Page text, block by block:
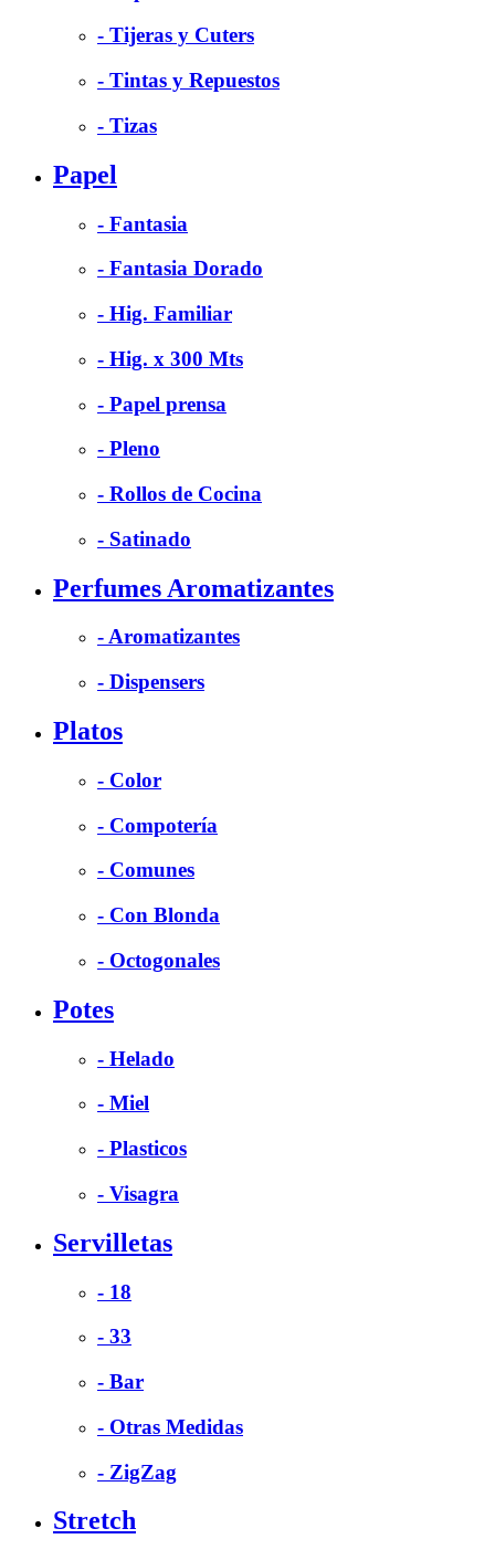
- Tijeras y Cuters
- Tintas y Repuestos
- Tizas
Papel
- Fantasia
- Fantasia Dorado
- Hig. Familiar
- Hig. x 300 Mts
- Papel prensa
- Pleno
- Rollos de Cocina
- Satinado
Perfumes Aromatizantes
- Aromatizantes
- Dispensers
Platos
- Color
- Compotería
- Comunes
- Con Blonda
- Octogonales
Potes
- Helado
- Miel
- Plasticos
- Visagra
Servilletas
- 18
- 33
- Bar
- Otras Medidas
- ZigZag
Stretch